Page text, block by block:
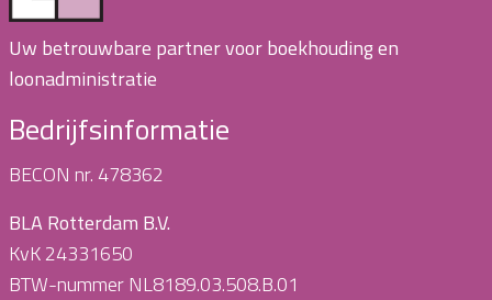
Uw betrouwbare partner voor boekhouding en
loonadministratie
Bedrijfsinformatie
BECON nr. 478362
BLA Rotterdam B.V.
KvK 24331650
BTW-nummer NL8189.03.508.B.01